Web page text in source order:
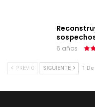
6 años
PREVIO SIGUIENTE 1 De